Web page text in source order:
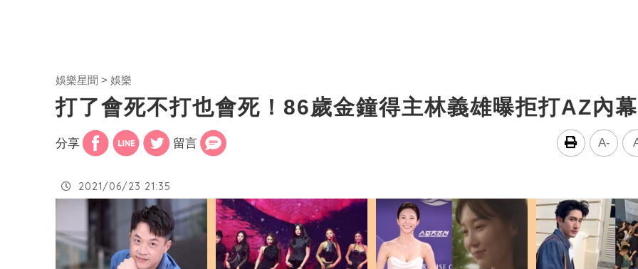
娛樂星聞 娛樂
打了會死不打也會死！86歲金鐘得主林義雄曝拒打AZ內幕
分享 留言 A-
2021/06/23 21:35